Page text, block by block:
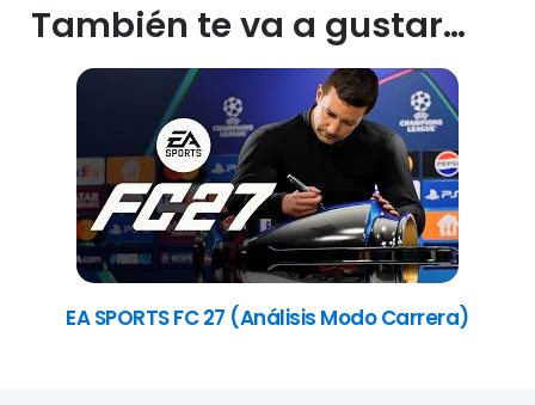
También te va a gustar…
EA SPORTS FC 27 (Análisis Modo Carrera)